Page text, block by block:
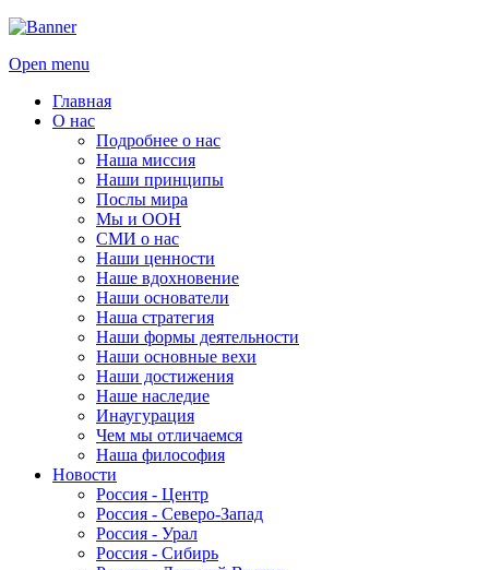
Open menu
Главная
О нас
Подробнее о нас
Наша миссия
Наши принципы
Послы мира
Мы и ООН
СМИ о нас
Наши ценности
Наше вдохновение
Наши основатели
Наша стратегия
Наши формы деятельности
Наши основные вехи
Наши достижения
Наше наследие
Инаугурация
Чем мы отличаемся
Наша философия
Новости
Россия - Центр
Россия - Северо-Запад
Россия - Урал
Россия - Сибирь